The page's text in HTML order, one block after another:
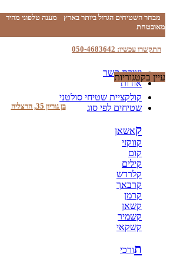
מבחר השטיחים הגדול ביותר בארץ מענה טלפוני מהיר
מאובטחת
התקשרו עכשיו: 050-4683642
יצירת קשר
אודות
בן גוריון 35, הרצליה
עיין בקטגוריות
קולקציית שטיחי סולטני
שטיחים לפי סוג
קאשאן
קווקזי
קום
קילים
קלרדש
קרבאך
קרמן
קשאן
קשמיר
קשקאי
תורכי